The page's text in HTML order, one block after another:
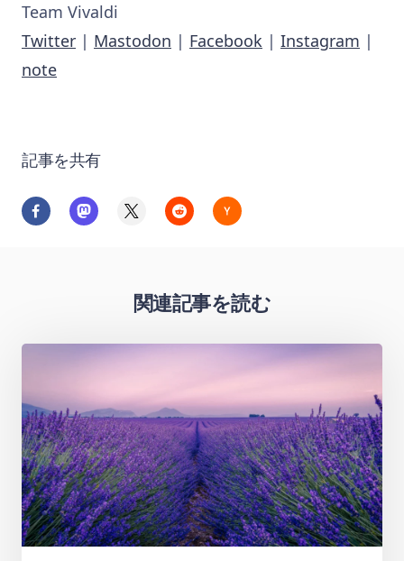
Team Vivaldi
Twitter | Mastodon | Facebook | Instagram |
note
記事を共有
関連記事を読む